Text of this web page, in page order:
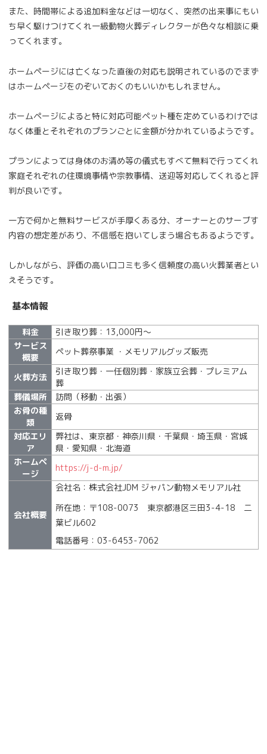
また、時間帯による追加料金などは一切なく、突然の出来事にもい
ち早く駆けつけてくれ一級動物火葬ディレクターが色々な相談に乗
ってくれます。
ホームページには亡くなった直後の対応も説明されているのでまず
はホームページをのぞいておくのもいいかもしれません。
ホームページによると特に対応可能ペット種を定めているわけでは
なく体重とそれぞれのプランごとに金額が分かれているようです。
プランによっては身体のお清め等の儀式もすべて無料で行ってくれ
家庭それぞれの住環境事情や宗教事情、送迎等対応してくれると評
判が良いです。
一方で何かと無料サービスが手厚くある分、オーナーとのサーブす
内容の想定差があり、不信感を抱いてしまう場合もあるようです。
しかしながら、評価の高い口コミも多く信頼度の高い火葬業者とい
えそうです。
基本情報
料金
引き取り葬：13,000円～
サービス
概要
ペット葬祭事業 ・メモリアルグッズ販売
火葬方法
引き取り葬・一任個別葬・家族立会葬・プレミアム
葬
葬儀場所
訪問（移動・出張）
お骨の種
類
返骨
対応エリ
ア
弊社は、東京都・神奈川県・千葉県・埼玉県・宮城
県・愛知県・北海道
ホームペ
ージ
https://j-d-m.jp/
会社概要
会社名：株式会社JDM ジャパン動物メモリアル社
所在地：〒108-0073 東京都港区三田3-4-18 二
葉ビル602
電話番号：03-6453-7062